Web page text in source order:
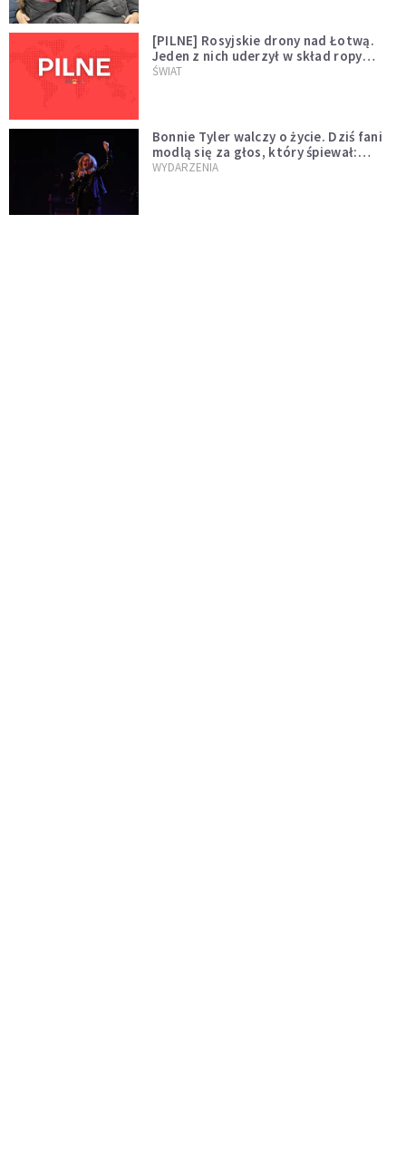
[PILNE] Rosyjskie drony nad Łotwą.
Jeden z nich uderzył w skład ropy
naftowej
ŚWIAT
Bonnie Tyler walczy o życie. Dziś fani
modlą się za głos, który śpiewał:
"Lord, help me"
WYDARZENIA